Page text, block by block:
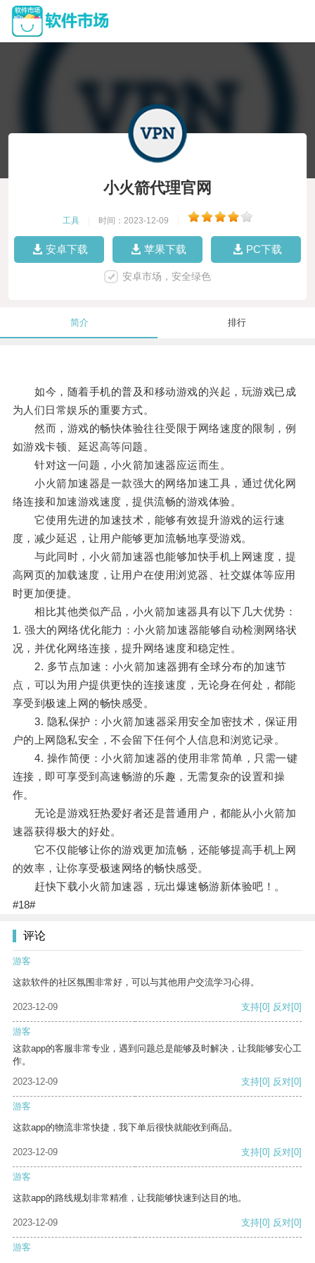
小火箭代理官网
工具 时间：2023-12-09
安卓下载 苹果下载 PC下载
安卓市场，安全绿色
简介 排行
如今，随着手机的普及和移动游戏的兴起，玩游戏已成
为人们日常娱乐的重要方式。
然而，游戏的畅快体验往往受限于网络速度的限制，例
如游戏卡顿、延迟高等问题。
针对这一问题，小火箭加速器应运而生。
小火箭加速器是一款强大的网络加速工具，通过优化网
络连接和加速游戏速度，提供流畅的游戏体验。
它使用先进的加速技术，能够有效提升游戏的运行速
度，减少延迟，让用户能够更加流畅地享受游戏。
与此同时，小火箭加速器也能够加快手机上网速度，提
高网页的加载速度，让用户在使用浏览器、社交媒体等应用
时更加便捷。
相比其他类似产品，小火箭加速器具有以下几大优势：
1. 强大的网络优化能力：小火箭加速器能够自动检测网络状
况，并优化网络连接，提升网络速度和稳定性。
2. 多节点加速：小火箭加速器拥有全球分布的加速节
点，可以为用户提供更快的连接速度，无论身在何处，都能
享受到极速上网的畅快感受。
3. 隐私保护：小火箭加速器采用安全加密技术，保证用
户的上网隐私安全，不会留下任何个人信息和浏览记录。
4. 操作简便：小火箭加速器的使用非常简单，只需一键
连接，即可享受到高速畅游的乐趣，无需复杂的设置和操
作。
无论是游戏狂热爱好者还是普通用户，都能从小火箭加
速器获得极大的好处。
它不仅能够让你的游戏更加流畅，还能够提高手机上网
的效率，让你享受极速网络的畅快感受。
赶快下载小火箭加速器，玩出爆速畅游新体验吧！。
#18#
评论
游客
这款软件的社区氛围非常好，可以与其他用户交流学习心得。
2023-12-09 支持[0] 反对[0]
游客
这款app的客服非常专业，遇到问题总是能够及时解决，让我能够安心工
作。
2023-12-09
支持[0] 反对[0]
游客
这款app的物流非常快捷，我下单后很快就能收到商品。
2023-12-09 支持[0] 反对[0]
游客
这款app的路线规划非常精准，让我能够快速到达目的地。
2023-12-09 支持[0] 反对[0]
游客